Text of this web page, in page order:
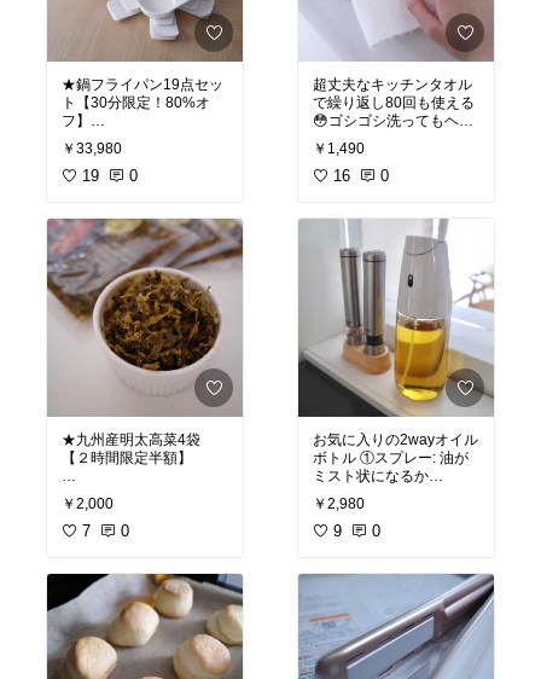
★鍋フライパン19点セッ
ト【30分限定！80%オ
フ】
∟クーポンは商品ページ
上部から✨
イパンセット
スタッキングできるから
収納がコンパクトだし、
するするっとくっつかな
いから使いやすい🤍
#オリジナル写真
￥33,980
19 0
★九州産明太高菜4袋
【２時間限定半額】
プチプチ食感と高菜の香
りが良くて
おにぎりにしたり、ラー
菜使用なのも推せる✨✨
#オリジナル写真
￥2,000
7 0
超丈夫なキッチンタオル
で繰り返し80回も使える
😳ゴシゴシ洗ってもヘタ
らないの凄いし、油汚れ
もしっかり絡め取ってく
れる！1ロールで約1600
🎟️半額クーポンは商品ペ
ージの上部バナーをタッ
#オリジナル写真
￥1,490
16 0
お気に入りの2wayオイル
ボトル ①スプレー: 油が
ミスト状になるか
らオイルカットしたい時
に🙆🏻‍♀️②注ぎ口 : 油をドバ
ーっと出せるから揚げ物
￥2,980
9 0